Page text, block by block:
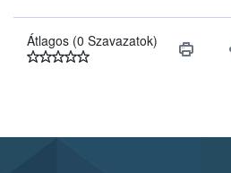
biztonságos grillezés legfontosabb
Átlagos (0 Szavazatok)